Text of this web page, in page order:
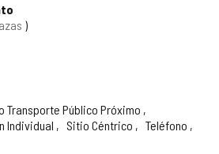
Transporte Público Próximo
Individual Sitio Céntrico
Teléfono